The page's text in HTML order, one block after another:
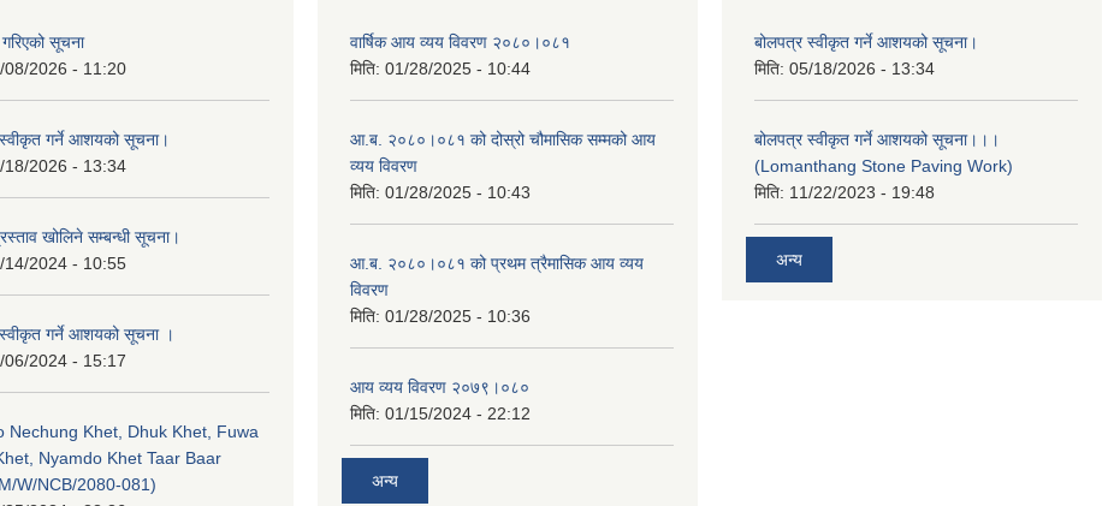
गरिएको सूचना
08/2026 - 11:20
गर्ने आशयको सूचना।
18/2026 - 13:34
खोलिने सम्बन्धी सूचना।
14/2024 - 10:55
गर्ने आशयको सूचना ।
06/2024 - 15:17
Nechung Khet, Dhuk Khet, Fuwa
Nyamdo Khet Taar Baar
W/NCB/2080-081)
वार्षिक आय व्यय विवरण २०८०।०८१
मिति: 01/28/2025 - 10:44
आ.ब. २०८०।०८१ को दोस्रो चौमासिक सम्मको आय
व्यय विवरण
मिति: 01/28/2025 - 10:43
आ.ब. २०८०।०८१ को प्रथम त्रैमासिक आय व्यय
विवरण
मिति: 01/28/2025 - 10:36
आय व्यय विवरण २०७९।०८०
मिति: 01/15/2024 - 22:12
अन्य
बोलपत्र स्वीकृत गर्ने आशयको सूचना।
मिति: 05/18/2026 - 13:34
बोलपत्र स्वीकृत गर्ने आशयको सूचना।।।
(Lomanthang Stone Paving Work)
मिति: 11/22/2023 - 19:48
अन्य